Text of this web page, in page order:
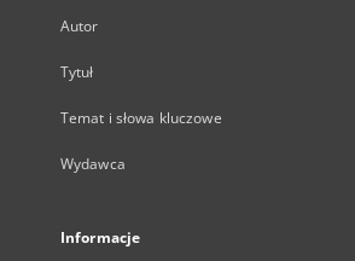
Autor
Tytuł
Temat i słowa kluczowe
Wydawca
Informacje